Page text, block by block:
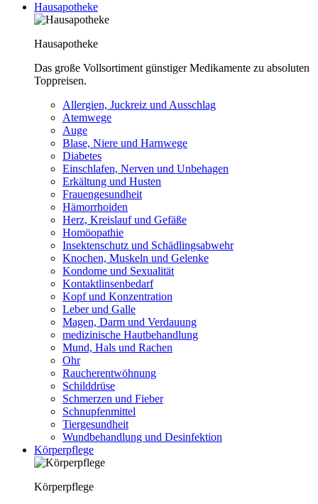
Hausapotheke
Hausapotheke
Das große Vollsortiment günstiger Medikamente zu absoluten
Toppreisen.
Allergien, Juckreiz und Ausschlag
Atemwege
Auge
Blase, Niere und Harnwege
Diabetes
Einschlafen, Nerven und Unbehagen
Erkältung und Husten
Frauengesundheit
Hämorrhoiden
Herz, Kreislauf und Gefäße
Homöopathie
Insektenschutz und Schädlingsabwehr
Knochen, Muskeln und Gelenke
Kondome und Sexualität
Kontaktlinsenbedarf
Kopf und Konzentration
Leber und Galle
Magen, Darm und Verdauung
medizinische Hautbehandlung
Mund, Hals und Rachen
Ohr
Raucherentwöhnung
Schilddrüse
Schmerzen und Fieber
Schnupfenmittel
Tiergesundheit
Wundbehandlung und Desinfektion
Körperpflege
Körperpflege